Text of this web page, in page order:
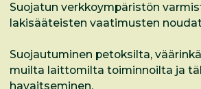
Suojatun verkkoympäristön
lakisääteisten vaatimusten
Suojautuminen petoksilta,
muilta laittomilta toiminnoilta ja
havaitseminen,